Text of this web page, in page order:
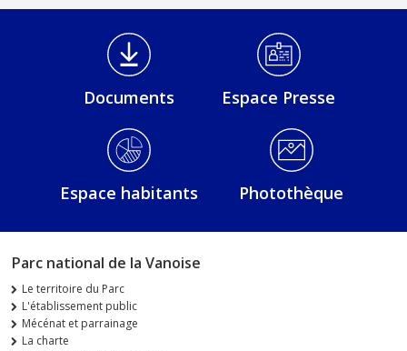
Médiathèque Footer
Documents Espace Presse
Espace habitants Photothèque
Parc national de la Vanoise
Le territoire du Parc
L'établissement public
Mécénat et parrainage
La charte